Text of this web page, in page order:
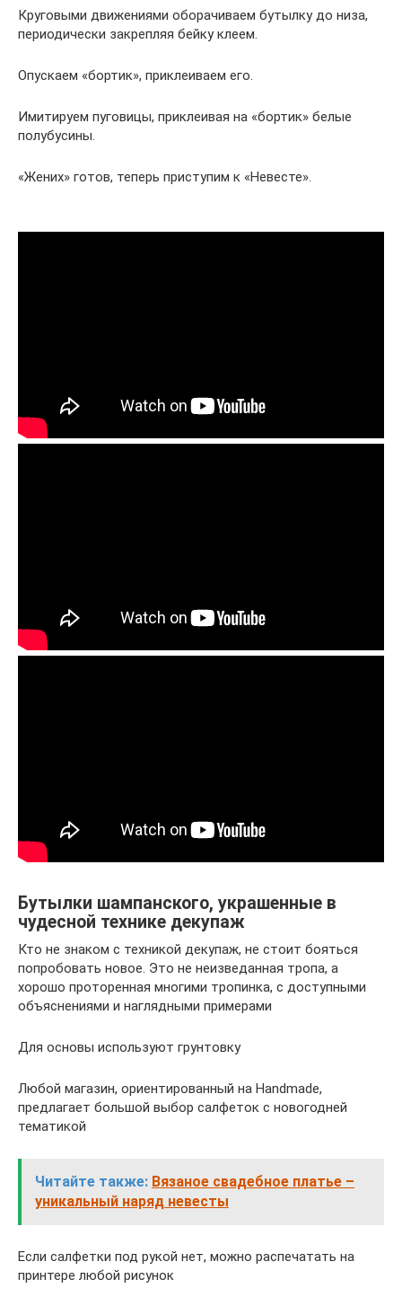
Круговыми движениями оборачиваем бутылку до низа,
периодически закрепляя бейку клеем.
Опускаем «бортик», приклеиваем его.
Имитируем пуговицы, приклеивая на «бортик» белые
полубусины.
«Жених» готов, теперь приступим к «Невесте».
Бутылки шампанского, украшенные в
чудесной технике декупаж
Кто не знаком с техникой декупаж, не стоит бояться
попробовать новое. Это не неизведанная тропа, а
хорошо проторенная многими тропинка, с доступными
объяснениями и наглядными примерами
Для основы используют грунтовку
Любой магазин, ориентированный на Handmade,
предлагает большой выбор салфеток с новогодней
тематикой
Читайте также: Вязаное свадебное платье –
уникальный наряд невесты
Если салфетки под рукой нет, можно распечатать на
принтере любой рисунок